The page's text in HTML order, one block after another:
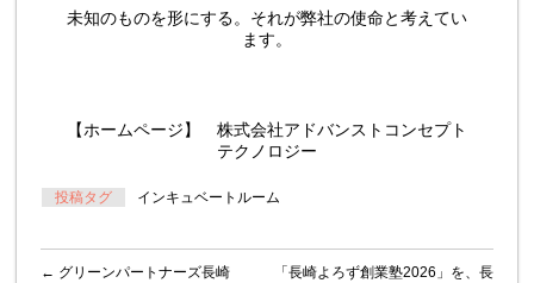
未知のものを形にする。それが弊社の使命と考えてい
ます。
【ホームページ】 株式会社アドバンストコンセプト
テクノロジー
投稿タグ インキュベートルーム
← グリーンパートナーズ長崎
「長崎よろず創業塾2026」を、長